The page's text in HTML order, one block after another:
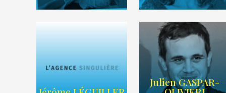
Wikipedia
Julien GASPAR-